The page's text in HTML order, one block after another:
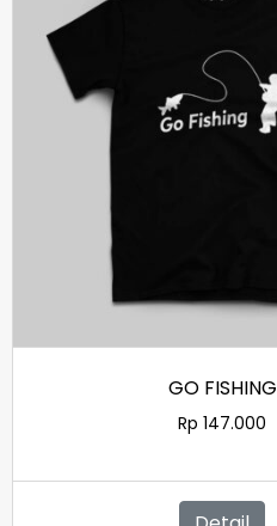
GO FISHING
Rp 147.000